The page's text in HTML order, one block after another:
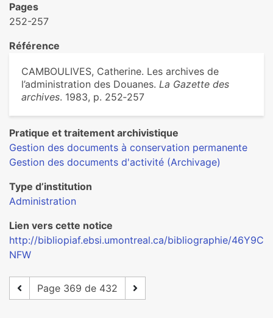
Pages
252-257
Référence
CAMBOULIVES, Catherine. Les archives de
l’administration des Douanes. La Gazette des
archives. 1983, p. 252‑257
Pratique et traitement archivistique
Gestion des documents à conservation permanente
Gestion des documents d'activité (Archivage)
Type d’institution
Administration
Lien vers cette notice
http://bibliopiaf.ebsi.umontreal.ca/bibliographie/46Y9C
NFW
Page 369 de 432